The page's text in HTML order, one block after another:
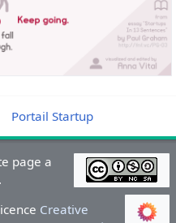
Portail Startup
page a
Creative